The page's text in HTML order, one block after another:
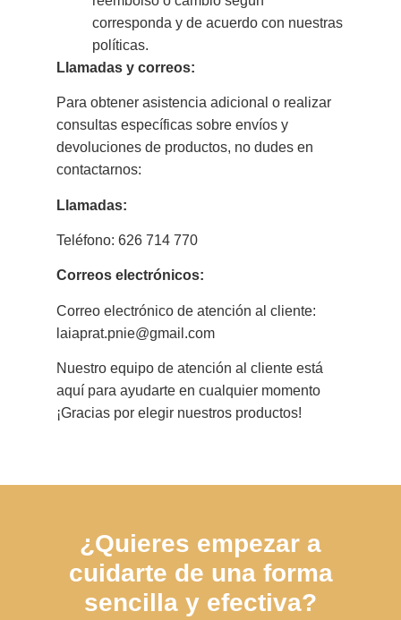
corresponda y de acuerdo con nuestras
políticas.
Llamadas y correos:
Para obtener asistencia adicional o realizar
consultas específicas sobre envíos y
devoluciones de productos, no dudes en
contactarnos:
Llamadas:
Teléfono: 626 714 770
Correos electrónicos:
Correo electrónico de atención al cliente:
laiaprat.pnie@gmail.com
Nuestro equipo de atención al cliente está
aquí para ayudarte en cualquier momento
¡Gracias por elegir nuestros productos!
¿Quieres empezar a
cuidarte de una forma
sencilla y efectiva?